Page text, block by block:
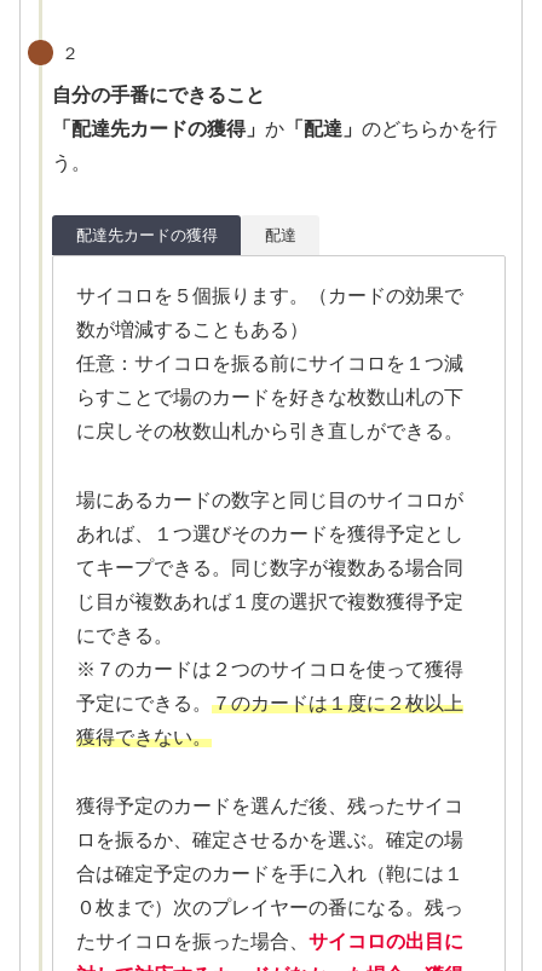
２
自分の手番にできること
「配達先カードの獲得」 か 「配達」 のどちらかを行
う。
配達先カードの獲得 配達
サイコロを５個振ります。（カードの効果で
数が増減することもある）
任意：サイコロを振る前にサイコロを１つ減
らすことで場のカードを好きな枚数山札の下
に戻しその枚数山札から引き直しができる。
場にあるカードの数字と同じ目のサイコロが
あれば、１つ選びそのカードを獲得予定とし
てキープできる。同じ数字が複数ある場合同
じ目が複数あれば１度の選択で複数獲得予定
にできる。
※７のカードは２つのサイコロを使って獲得
予定にできる。７のカードは１度に２枚以上
獲得できない。
獲得予定のカードを選んだ後、残ったサイコ
ロを振るか、確定させるかを選ぶ。確定の場
合は確定予定のカードを手に入れ（鞄には１
０枚まで）次のプレイヤーの番になる。残っ
たサイコロを振った場合、サイコロの出目に